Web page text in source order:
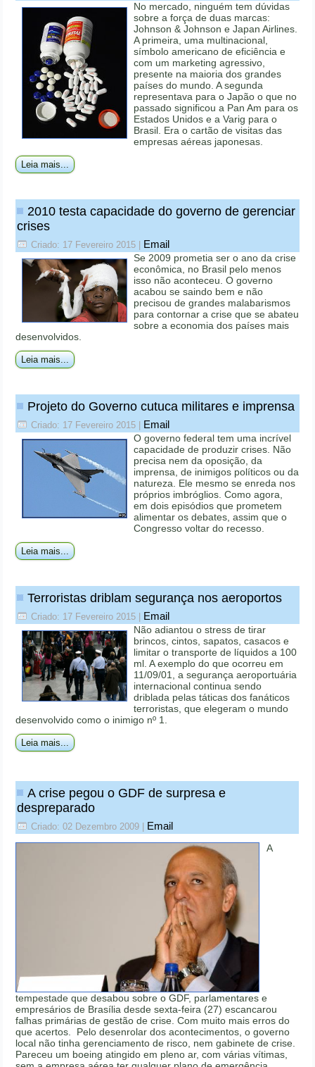
No mercado, ninguém tem dúvidas
sobre a força de duas marcas:
Johnson & Johnson e Japan Airlines.
A primeira, uma multinacional,
símbolo americano de eficiência e
com um marketing agressivo,
presente na maioria dos grandes
países do mundo. A segunda
representava para o Japão o que no
passado significou a Pan Am para os
Estados Unidos e a Varig para o
Brasil. Era o cartão de visitas das
empresas aéreas japonesas.
Leia mais...
2010 testa capacidade do governo de gerenciar
crises
Criado: 17 Fevereiro 2015 Email
Se 2009 prometia ser o ano da crise
econômica, no Brasil pelo menos
isso não aconteceu. O governo
acabou se saindo bem e não
precisou de grandes malabarismos
para contornar a crise que se abateu
sobre a economia dos países mais
desenvolvidos.
Leia mais...
Projeto do Governo cutuca militares e imprensa
Criado: 17 Fevereiro 2015 Email
O governo federal tem uma incrível
capacidade de produzir crises. Não
precisa nem da oposição, da
imprensa, de inimigos políticos ou da
natureza. Ele mesmo se enreda nos
próprios imbróglios. Como agora,
em dois episódios que prometem
alimentar os debates, assim que o
Congresso voltar do recesso.
Leia mais...
Terroristas driblam segurança nos aeroportos
Criado: 17 Fevereiro 2015 Email
Não adiantou o stress de tirar
brincos, cintos, sapatos, casacos e
limitar o transporte de líquidos a 100
ml. A exemplo do que ocorreu em
11/09/01, a segurança aeroportuária
internacional continua sendo
driblada pelas táticas dos fanáticos
terroristas, que elegeram o mundo
desenvolvido como o inimigo nº 1.
Leia mais...
A crise pegou o GDF de surpresa e
despreparado
Criado: 02 Dezembro 2009 Email
A
tempestade que desabou sobre o GDF, parlamentares e
empresários de Brasília desde sexta-feira (27) escancarou
falhas primárias de gestão de crise. Com muito mais erros do
que acertos. Pelo desenrolar dos acontecimentos, o governo
local não tinha gerenciamento de risco, nem gabinete de crise.
Pareceu um boeing atingido em pleno ar, com várias vítimas,